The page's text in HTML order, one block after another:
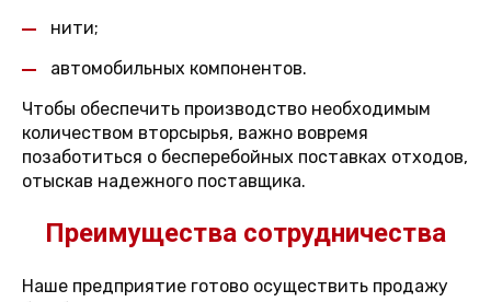
нити;
автомобильных компонентов.
Чтобы обеспечить производство необходимым
количеством вторсырья, важно вовремя
позаботиться о бесперебойных поставках отходов,
отыскав надежного поставщика.
Преимущества сотрудничества
Наше предприятие готово осуществить продажу